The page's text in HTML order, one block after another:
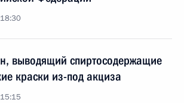
выводящий спиртосодержащие
краски из-под акциза